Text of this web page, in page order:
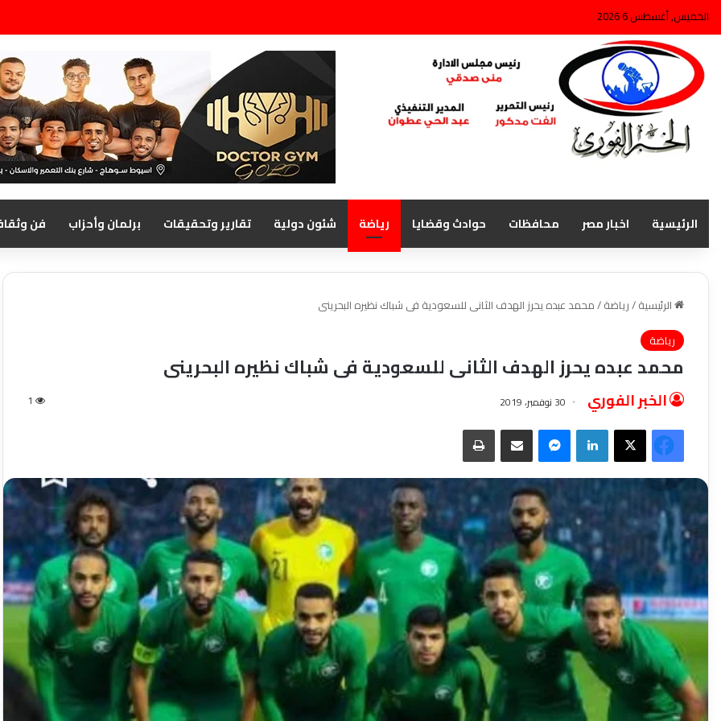
الخميس, أغسطس 6 2026
الرئيسية اخبار مصر محافظات حوادث وقضايا رياضة شئون دولية تقارير وتحقيقات برلمان وأحزاب فن
الرئيسية/رياضة/محمد عبده يحرز الهدف الثانى للسعودية فى شباك نظيره البحرينى
رياضة
محمد عبده يحرز الهدف الثانى للسعودية فى شباك نظيره البحرينى
الخبر الفوري 30 نوفمبر، 2019 1
فيسبوك‫X لينكدإن ماسنجر مشاركة عبر البريد طباعة